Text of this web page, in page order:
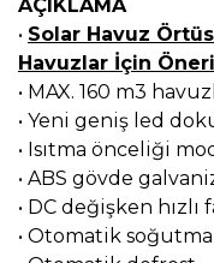
AÇIKLAMA
• Solar Havuz
Havuzlar İçin
• MAX. 160 m3
• Yeni geniş led
• Isıtma önceliği
• ABS gövde
• DC değişken hızlı
• Otomatik